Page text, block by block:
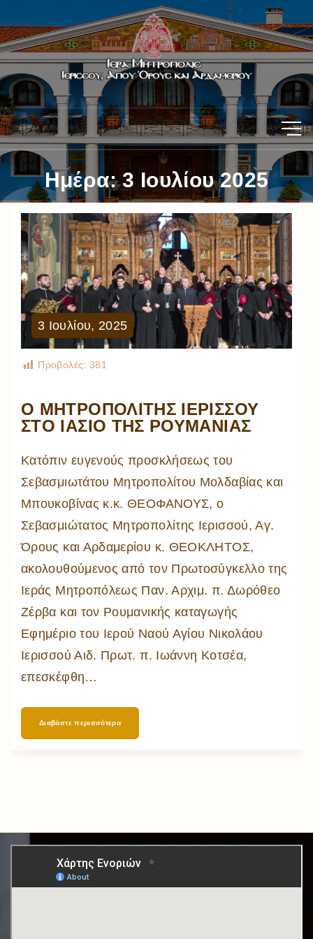
Ημέρα:3 Ιουλίου 2025
3 Ιουλίου, 2025
Προβολές: 381
Ο ΜΗΤΡΟΠΟΛΙΤΗΣ ΙΕΡΙΣΣΟΥ
ΣΤΟ ΙΑΣΙΟ ΤΗΣ ΡΟΥΜΑΝΙΑΣ
Κατόπιν ευγενούς προσκλήσεως του
Σεβασμιωτάτου Μητροπολίτου Μολδαβίας και
Μπουκοβίνας κ.κ. ΘΕΟΦΑΝΟΥΣ, ο
Σεβασμιώτατος Μητροπολίτης Ιερισσού, Αγ.
Όρους και Αρδαμερίου κ. ΘΕΟΚΛΗΤΟΣ,
ακολουθούμενος από τον Πρωτοσύγκελλο της
Ιεράς Μητροπόλεως Παν. Αρχιμ. π. Δωρόθεο
Ζέρβα και τον Ρουμανικής καταγωγής
Εφημέριο του Ιερού Ναού Αγίου Νικολάου
Ιερισσού Αιδ. Πρωτ. π. Ιωάννη Κοτσέα,
επεσκέφθη…
Διαβάστε περισσότερα